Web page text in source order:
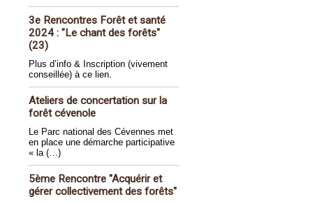
3e Rencontres Forêt et santé
2024 : "Le chant des forêts"
(23)
Plus d’info & Inscription (vivement
conseillée) à ce lien.
Ateliers de concertation sur la
forêt cévenole
Le Parc national des Cévennes met
en place une démarche participative
« la (…)
5ème Rencontre "Acquérir et
gérer collectivement des forêts"